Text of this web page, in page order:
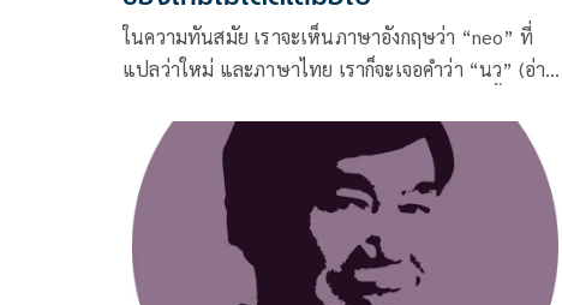
ในความทันสมัย เราจะเห็นภาษาอังกฤษว่า “neo” ที่
แปลว่าใหม่ และภาษาไทย เราก็จะเจอคำว่า “นว” (อ่าน
วิชาการจัดการที่จะต้องสอนเรื่องการวาง